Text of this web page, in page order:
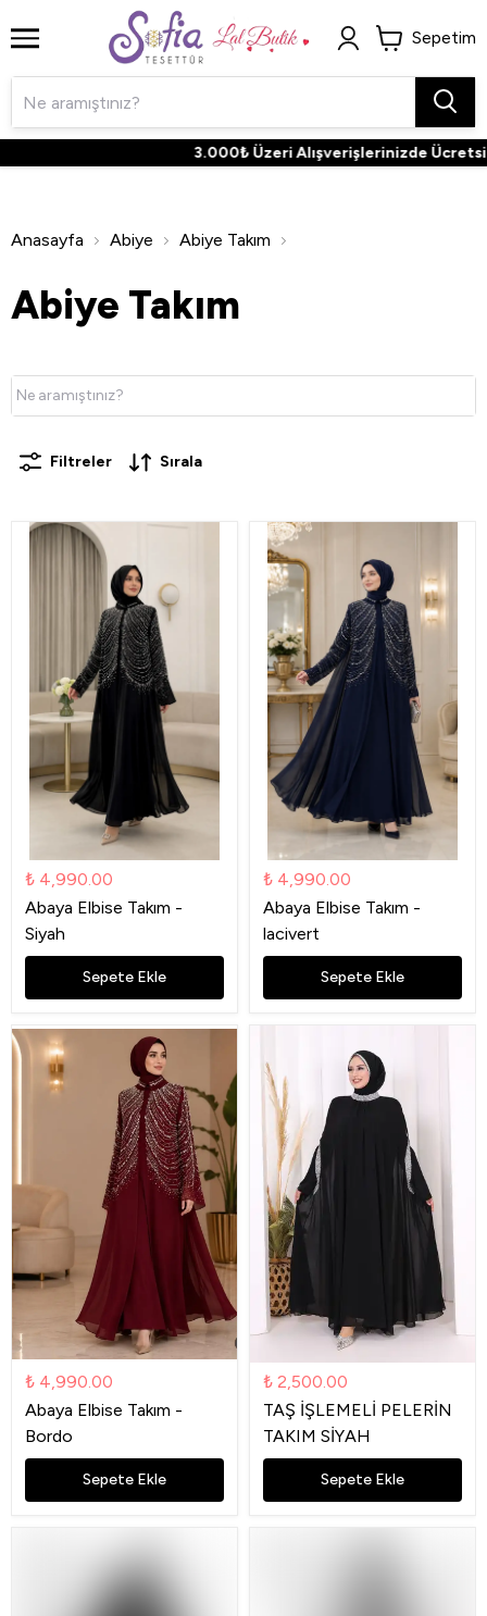
Sepetim
3.000₺ Üzeri Alışverişlerinizde Ücretsiz
Anasayfa Abiye Abiye Takım
Abiye Takım
Filtreler Sırala
₺ 4,990.00
Abaya Elbise Takım -
Siyah
Sepete Ekle
₺ 4,990.00
Abaya Elbise Takım -
lacivert
Sepete Ekle
₺ 4,990.00
Abaya Elbise Takım -
Bordo
Sepete Ekle
₺ 2,500.00
TAŞ İŞLEMELİ PELERİN
TAKIM SİYAH
Sepete Ekle